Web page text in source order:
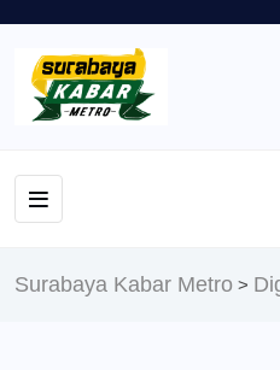
Surabaya Kabar Metro >